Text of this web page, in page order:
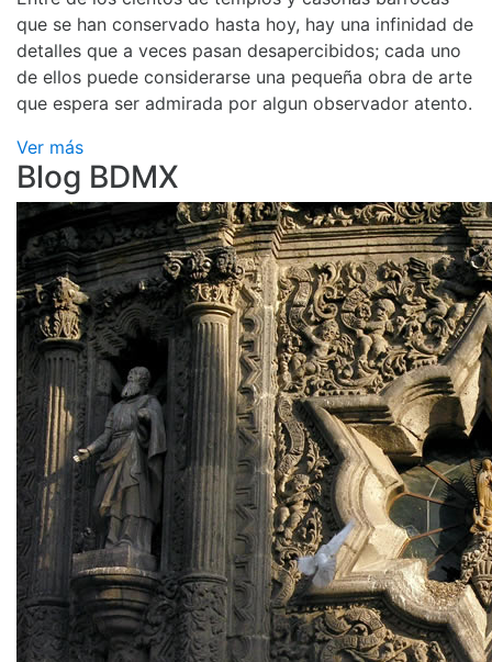
que se han conservado hasta hoy, hay una infinidad de
detalles que a veces pasan desapercibidos; cada uno
de ellos puede considerarse una pequeña obra de arte
que espera ser admirada por algun observador atento.
Ver más
Blog BDMX